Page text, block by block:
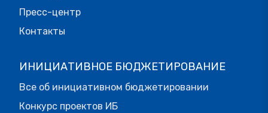
Пресс-центр
Контакты
ИНИЦИАТИВНОЕ БЮДЖЕТИРОВАНИЕ
Все об инициативном бюджетировании
Конкурс проектов ИБ